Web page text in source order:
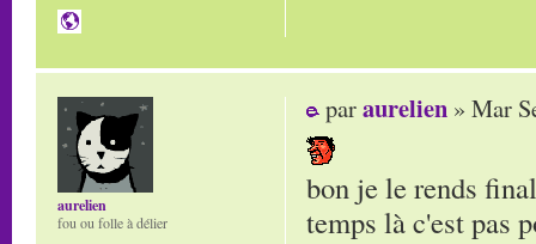
paraurelien » Mar
bon je le rends
temps là c'est pas
aurelien
fou ou folle à délier